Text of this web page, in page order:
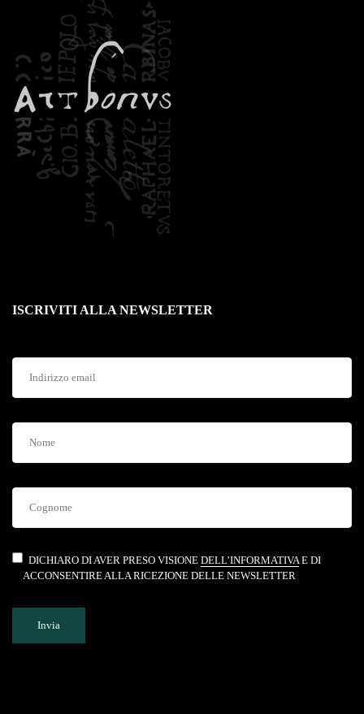
ISCRIVITI ALLA NEWSLETTER
DICHIARO DI AVER PRESO VISIONE DELL’INFORMATIVAE DI
ACCONSENTIRE ALLA RICEZIONE DELLE NEWSLETTER
Invia